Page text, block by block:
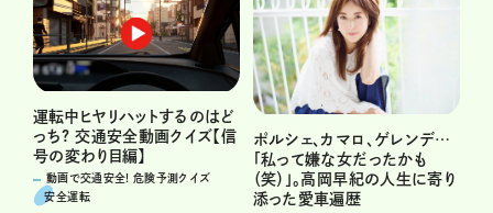
運転中ヒヤリハットするのはど
っち? 交通安全動画クイズ【信
号の変わり目編】
動画で交通安全! 危険予測クイズ
安全運転
ポルシェ、カマロ、ゲレンデ…
「私って嫌な女だったかも
（笑）」。高岡早紀の人生に寄り
添った愛車遍歴